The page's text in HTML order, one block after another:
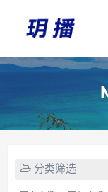
分类筛选